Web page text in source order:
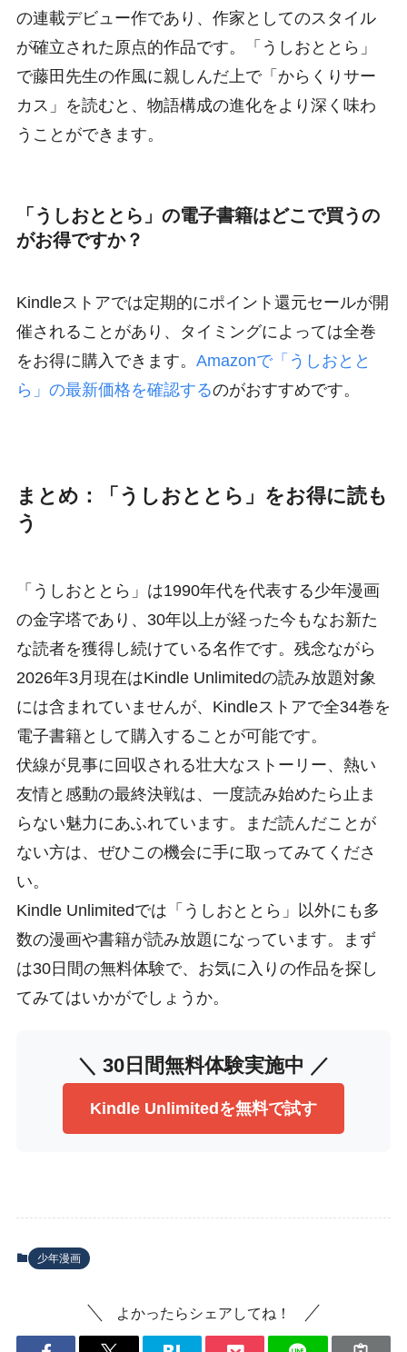
の連載デビュー作であり、作家としてのスタイル
が確立された原点的作品です。「うしおととら」
で藤田先生の作風に親しんだ上で「からくりサー
カス」を読むと、物語構成の進化をより深く味わ
うことができます。
「うしおととら」の電子書籍はどこで買うの
がお得ですか？
Kindleストアでは定期的にポイント還元セールが開
催されることがあり、タイミングによっては全巻
をお得に購入できます。 Amazonで「うしおとと
ら」の最新価格を確認するのがおすすめです。
まとめ：「うしおととら」をお得に読も
う
「うしおととら」は1990年代を代表する少年漫画
の金字塔であり、30年以上が経った今もなお新た
な読者を獲得し続けている名作です。残念ながら
2026年3月現在はKindle Unlimitedの読み放題対象
には含まれていませんが、Kindleストアで全34巻を
電子書籍として購入することが可能です。
伏線が見事に回収される壮大なストーリー、熱い
友情と感動の最終決戦は、一度読み始めたら止ま
らない魅力にあふれています。まだ読んだことが
ない方は、ぜひこの機会に手に取ってみてくださ
い。
Kindle Unlimitedでは「うしおととら」以外にも多
数の漫画や書籍が読み放題になっています。まず
は30日間の無料体験で、お気に入りの作品を探し
てみてはいかがでしょうか。
＼ 30日間無料体験実施中 ／
Kindle Unlimitedを無料で試す
少年漫画
よかったらシェアしてね！